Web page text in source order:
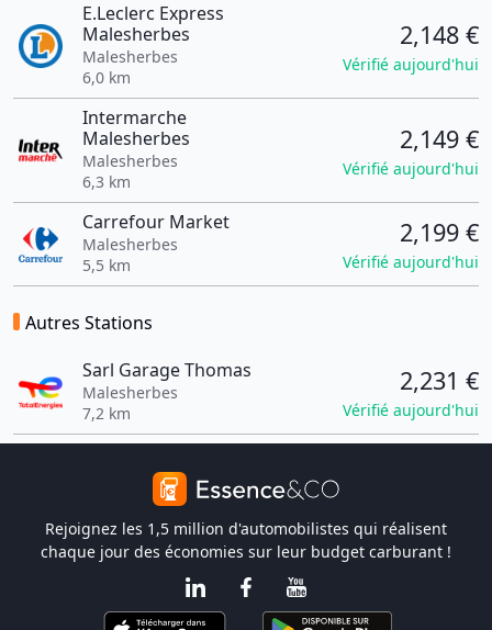
E.Leclerc Express
Malesherbes
Malesherbes
6,0 km
2,148 €
Vérifié aujourd'hui
Intermarche
Malesherbes
Malesherbes
6,3 km
2,149 €
Vérifié aujourd'hui
Carrefour Market
Malesherbes
5,5 km
2,199 €
Vérifié aujourd'hui
Autres Stations
Sarl Garage Thomas
Malesherbes
7,2 km
2,231 €
Vérifié aujourd'hui
Rejoignez les 1,5 million d'automobilistes qui réalisent
chaque jour des économies sur leur budget carburant !